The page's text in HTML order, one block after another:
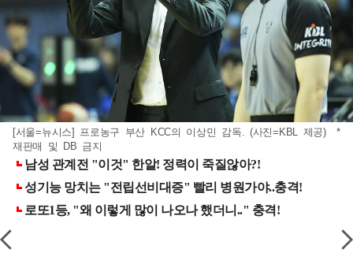
[서울=뉴시스] 프로농구 부산 KCC의 이상민 감독. (사진=KBL 제공) *
재판매 및 DB 금지